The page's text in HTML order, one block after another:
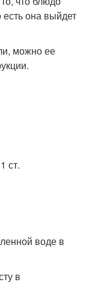
есть она выйдет
можно ее
ст.
воде в